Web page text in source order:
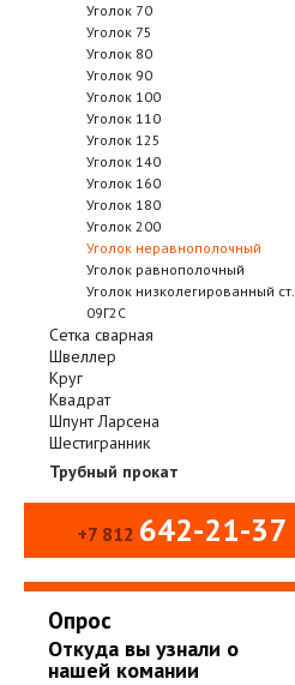
Уголок 70
Уголок 75
Уголок 80
Уголок 90
Уголок 100
Уголок 110
Уголок 125
Уголок 140
Уголок 160
Уголок 180
Уголок 200
Уголок неравнополочный
Уголок равнополочный
Уголок низколегированный ст.
09Г2С
Сетка сварная
Швеллер
Круг
Квадрат
Шпунт Ларсена
Шестигранник
Трубный прокат
+7 812 642-21-37
Опрос
Откуда вы узнали о
нашей комании